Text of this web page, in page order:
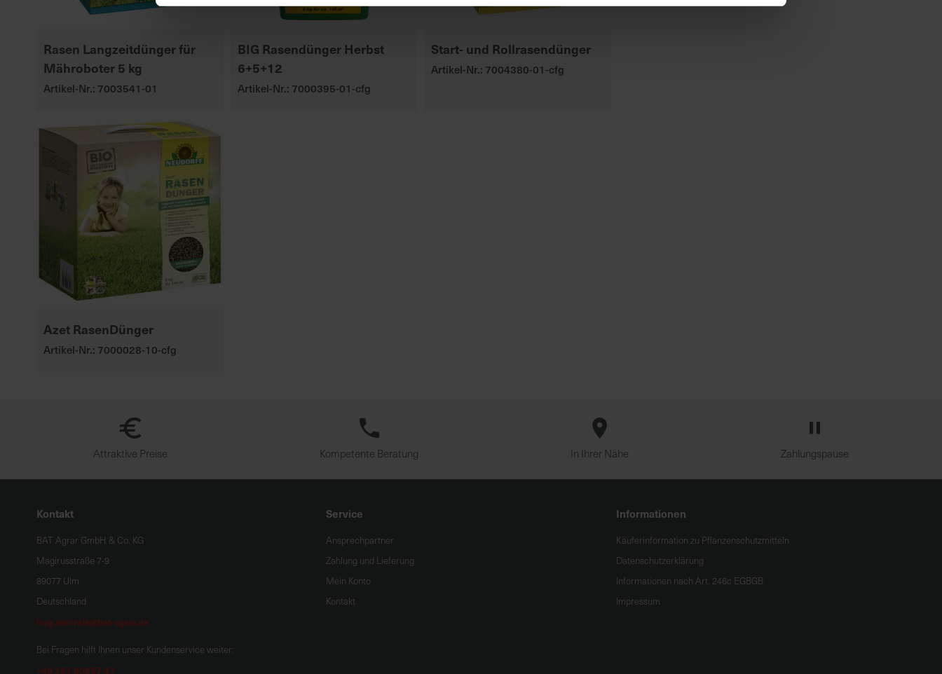
Rasen Langzeitdünger für
Mähroboter 5 kg
Artikel-Nr.: 7003541-01
BIG Rasendünger Herbst
6+5+12
Artikel-Nr.: 7000395-01-cfg
Start- und Rollrasendünger
Artikel-Nr.: 7004380-01-cfg
Azet RasenDünger
Artikel-Nr.: 7000028-10-cfg
Attraktive Preise Kompetente Beratung In Ihrer Nähe Zahlungspause
Kontakt
BAT Agrar GmbH & Co. KG
Magirusstraße 7-9
89077 Ulm
Deutschland
hug.zentrale@bat-agrar.de
Bei Fragen hilft Ihnen unser Kundenservice weiter:
+49 251 60957 47
Service
Ansprechpartner
Zahlung und Lieferung
Mein Konto
Kontakt
Informationen
Käuferinformation zu Pflanzenschutzmitteln
Datenschutzerklärung
Informationen nach Art. 246c EGBGB
Impressum